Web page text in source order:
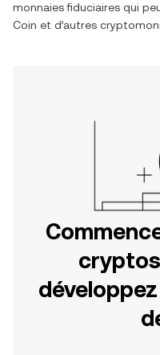
monnaies fiduciaires qui
Coin et d’autres